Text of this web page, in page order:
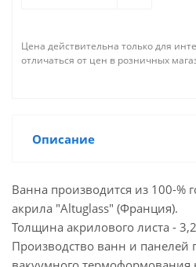
Цена действительна только для
отличаться от цен в розничных
Описание
Ванна производится из 100-%
акрила "Altuglass" (Франция).
Толщина акрилового листа -
Производство ванн и панелей